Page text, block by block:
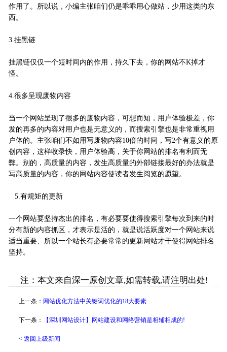
作用了。所以说，小编主张咱们仍是乖乖用心做站，少用这类的东
西。
3.挂黑链
挂黑链仅仅一个短时间内的作用，持久下去，你的网站不K掉才
怪。
4.很多呈现废物内容
当一个网站呈现了很多的废物内容，可想而知，用户体验极差，你
发的再多的内容对用户也是无意义的，而搜索引擎也是非常重视用
户体的。主张咱们不如用写废物内容10倍的时间，写2个有意义的原
创内容，这样收录快，用户体验高，关于你网站的排名有利而无
弊。别的，高质量的内容，发生高质量的外部链接最好的办法就是
写高质量的内容，你的网站内容使读者发生阅览的愿望。
5.有规矩的更新
一个网站要坚持杰出的排名，有必要要使得搜索引擎每次到来的时
分有新的内容抓区，才表示是活的，就是说活跃度对一个网站来说
适当重要、所以一个站长有必要常常的更新网站才干使得网站排名
坚持。
注：本文来自深一原创文章,如需转载,请注明出处!
上一条： 网站优化方法中关键词优化的18大要素
下一条： 【深圳网站设计】网站建设和网络营销是相辅相成的!
< 返回上级新闻